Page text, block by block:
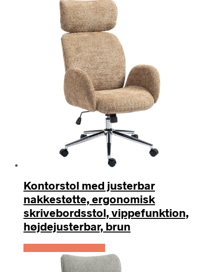
Kontorstol med justerbar
nakkestøtte, ergonomisk
skrivebordsstol, vippefunktion,
højdejusterbar, brun